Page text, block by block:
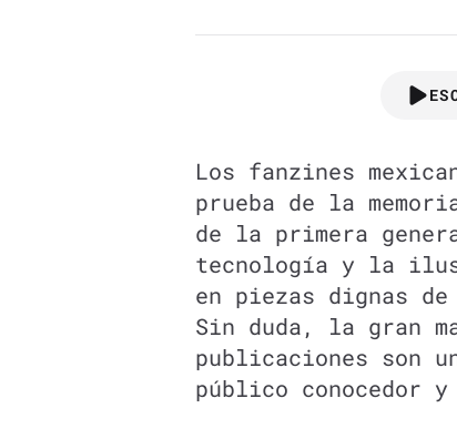
Los fanzines
prueba de la
de la primera
tecnología y la
en piezas dignas
Sin duda, la gran
publicaciones son
público conocedor